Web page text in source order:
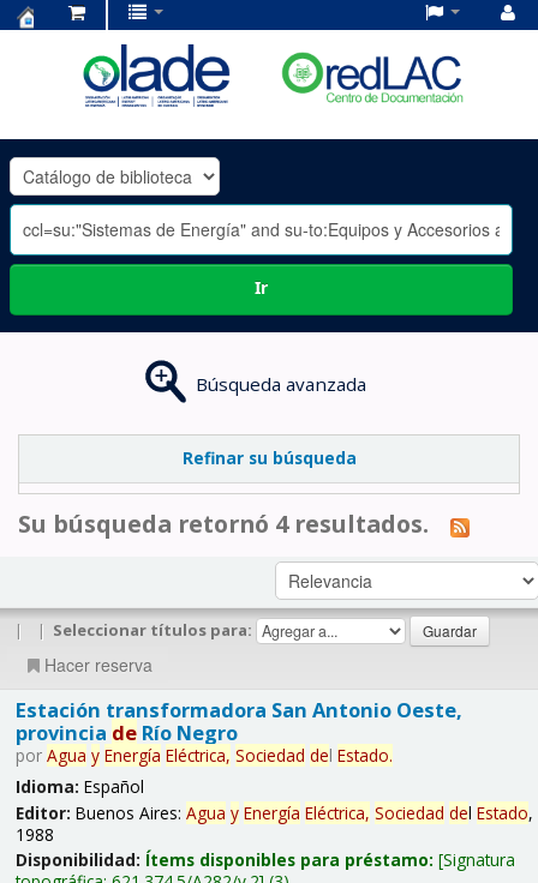
OLADE
-
Ir
Búsqueda avanzada
Refinar su búsqueda
Su búsqueda retornó 4 resultados.
| | Seleccionar títulos para:
Hacer reserva
Estación transformadora San Antonio Oeste,
provincia deRío Negro
por Agua y Energía Eléctrica, Sociedad del Estado.
Idioma: Español
Editor: Buenos Aires: Agua y Energía Eléctrica, Sociedad del Estado,
1988
Disponibilidad: Ítems disponibles para préstamo: Signatura